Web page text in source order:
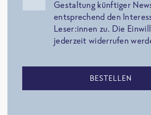
Gestaltung künftiger
entsprechend den
Leser:innen zu. Die
jederzeit widerrufen
BESTELLEN